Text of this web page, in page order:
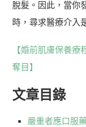
脫髮。因此，當你
時，尋求醫療介入
【婚前肌膚保養
奪目】
文章目錄
嚴重者應口服